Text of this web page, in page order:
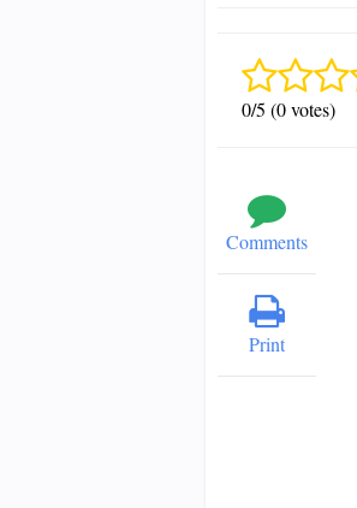
0/5 (0 votes)
Comments
Print